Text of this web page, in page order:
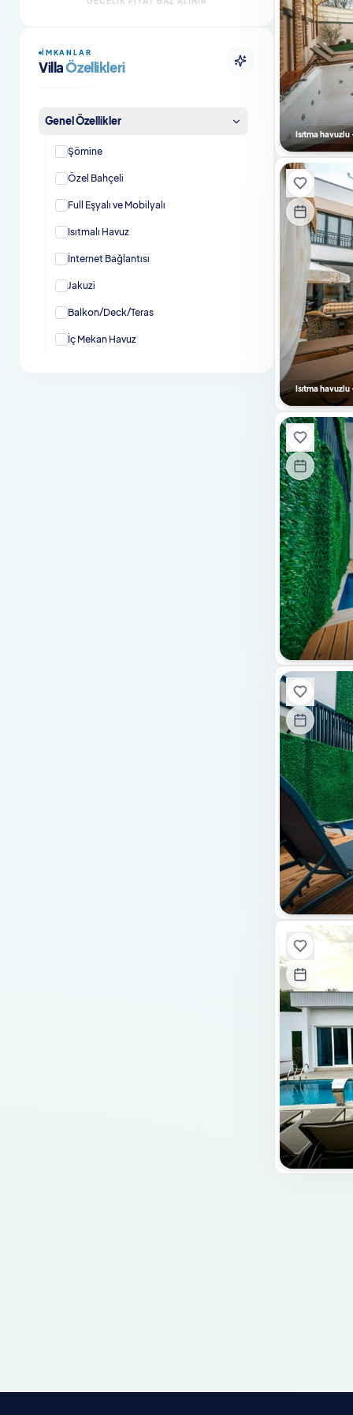
Evcil Hayvan Dostu Villalar
Isıtmalı Havuzlu Villalar
Kahvaltı Dahil Villalar
En Çok Tercih Edilenler
İMKANLAR
VillaÖzellikleri
Genel Özellikler
Şömine
Özel Bahçeli
Full Eşyalı ve Mobilyalı
Isıtmalı Havuz
İnternet Bağlantısı
Jakuzi
Balkon/Deck/Teras
İç Mekan Havuz
Bardak Takımı
Isıtma
Isıtma